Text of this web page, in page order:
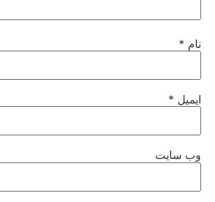
نام *
ایمیل *
وب‌ سایت